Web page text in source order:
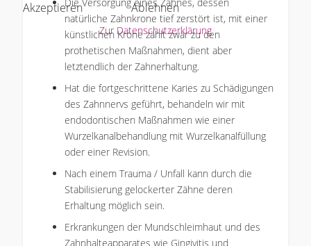
Die Versorgung eines Zahnes, dessen
natürliche Zahnkrone tief zerstört ist, mit einer
künstlichen Krone zählt zwar zu den
prothetischen Maßnahmen, dient aber
letztendlich der Zahnerhaltung.
Hat die fortgeschrittene Karies zu Schädigungen
des Zahnnervs geführt, behandeln wir mit
endodontischen Maßnahmen wie einer
Wurzelkanalbehandlung mit Wurzelkanalfüllung
oder einer Revision.
Nach einem Trauma / Unfall kann durch die
Stabilisierung gelockerter Zähne deren
Erhaltung möglich sein.
Erkrankungen der Mundschleimhaut und des
Zahnhalteapparates wie Gingivitis und
Akzeptieren Ablehnen
Zur Datenschutzerklärung